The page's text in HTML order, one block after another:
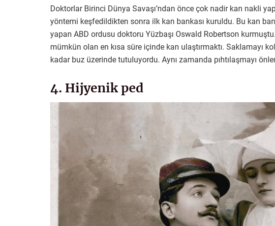
Doktorlar Birinci Dünya Savaşı’ndan önce çok nadir kan nakli
yöntemi keşfedildikten sonra ilk kan bankası kuruldu. Bu kan
yapan ABD ordusu doktoru Yüzbaşı Oswald Robertson
mümkün olan en kısa süre içinde kan ulaştırmaktı. Saklamayı
kadar buz üzerinde tutuluyordu. Aynı zamanda pıhtılaşmayı
4. Hijyenik ped